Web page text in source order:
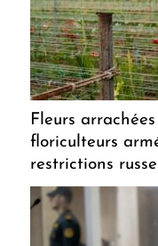
Fleurs
floriculteurs
restrictions